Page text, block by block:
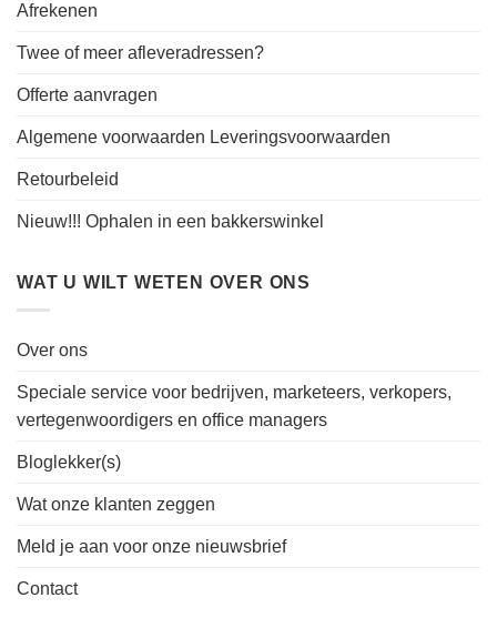
Afrekenen
Twee of meer afleveradressen?
Offerte aanvragen
Algemene voorwaarden Leveringsvoorwaarden
Retourbeleid
Nieuw!!! Ophalen in een bakkerswinkel
WAT U WILT WETEN OVER ONS
Over ons
Speciale service voor bedrijven, marketeers, verkopers,
vertegenwoordigers en office managers
Bloglekker(s)
Wat onze klanten zeggen
Meld je aan voor onze nieuwsbrief
Contact